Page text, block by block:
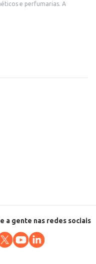
a gente nas redes sociais